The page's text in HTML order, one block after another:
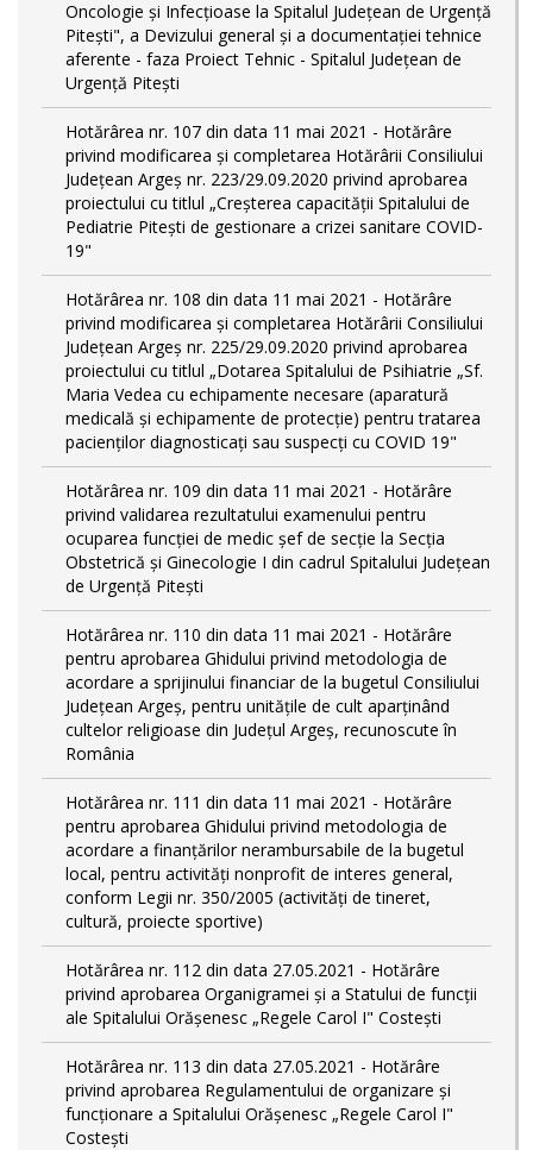
Oncologie și Infecțioase la Spitalul Județean de Urgență
Pitești", a Devizului general și a documentației tehnice
aferente - faza Proiect Tehnic - Spitalul Județean de
Urgență Pitești
Hotărârea nr. 107 din data 11 mai 2021 - Hotărâre
privind modificarea și completarea Hotărârii Consiliului
Județean Argeș nr. 223/29.09.2020 privind aprobarea
proiectului cu titlul „Creșterea capacității Spitalului de
Pediatrie Pitești de gestionare a crizei sanitare COVID-
19"
Hotărârea nr. 108 din data 11 mai 2021 - Hotărâre
privind modificarea și completarea Hotărârii Consiliului
Județean Argeș nr. 225/29.09.2020 privind aprobarea
proiectului cu titlul „Dotarea Spitalului de Psihiatrie „Sf.
Maria Vedea cu echipamente necesare (aparatură
medicală și echipamente de protecție) pentru tratarea
pacienților diagnosticați sau suspecți cu COVID 19"
Hotărârea nr. 109 din data 11 mai 2021 - Hotărâre
privind validarea rezultatului examenului pentru
ocuparea funcției de medic șef de secție la Secția
Obstetrică și Ginecologie I din cadrul Spitalului Județean
de Urgență Pitești
Hotărârea nr. 110 din data 11 mai 2021 - Hotărâre
pentru aprobarea Ghidului privind metodologia de
acordare a sprijinului financiar de la bugetul Consiliului
Judeţean Argeş, pentru unităţile de cult aparţinând
cultelor religioase din Judeţul Argeş, recunoscute în
România
Hotărârea nr. 111 din data 11 mai 2021 - Hotărâre
pentru aprobarea Ghidului privind metodologia de
acordare a finanţărilor nerambursabile de la bugetul
local, pentru activităţi nonprofit de interes general,
conform Legii nr. 350/2005 (activități de tineret,
cultură, proiecte sportive)
Hotărârea nr. 112 din data 27.05.2021 - Hotărâre
privind aprobarea Organigramei și a Statului de funcţii
ale Spitalului Orășenesc „Regele Carol I" Costești
Hotărârea nr. 113 din data 27.05.2021 - Hotărâre
privind aprobarea Regulamentului de organizare și
funcționare a Spitalului Orășenesc „Regele Carol I"
Costești